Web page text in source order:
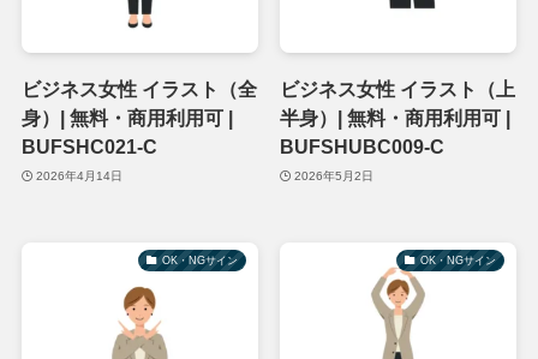
ビジネス女性 イラスト（全
身）| 無料・商用利用可 |
BUFSHC021-C
2026年4月14日
ビジネス女性 イラスト（上
半身）| 無料・商用利用可 |
BUFSHUBC009-C
2026年5月2日
OK・NGサイン OK・NGサイン